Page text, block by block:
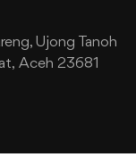
Ujong Tanoh
Aceh 23681